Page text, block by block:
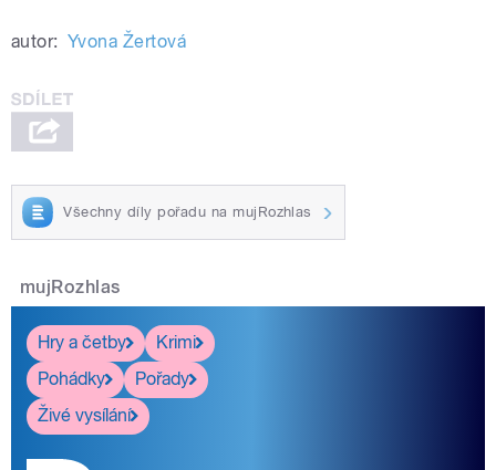
autor: Yvona Žertová
Všechny díly pořadu na mujRozhlas
mujRozhlas
Hry a četby
Krimi
Pohádky
Pořady
Živé vysílání